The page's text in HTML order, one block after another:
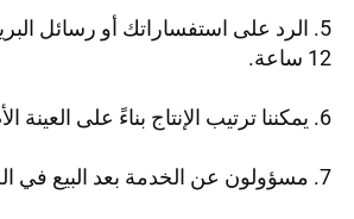
12 ساعة.
6. يمكننا ترتيب الإنتاج بناءً على العينة الأصلية الخاصة بك.
7. مسؤولون عن الخدمة بعد البيع في الخارج